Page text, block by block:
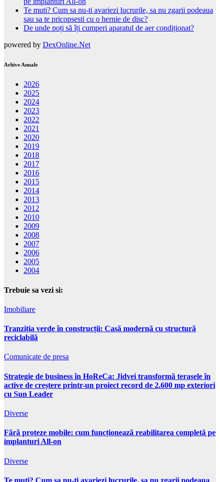
Te muti? Cum sa nu-ti avariezi lucrurile, sa nu zgarii podeaua
sau sa te pricopsesti cu o hernie de disc?
De unde poți să îți cumperi aparatul de aer condiționat?
powered by DexOnline.Net
Arhive Anuale
2026
2025
2024
2023
2022
2021
2020
2019
2018
2017
2016
2015
2014
2013
2012
2010
2009
2008
2007
2006
2005
2004
Trebuie sa vezi si:
Imobiliare
Tranziția verde în construcții: Casă modernă cu structură
reciclabilă
Comunicate de presa
Strategie de business în HoReCa: Jidvei transformă terasele în
active de creștere printr-un proiect record de 2.600 mp exteriori
cu Sun Leader
Diverse
Fără proteze mobile: cum funcționează reabilitarea completă pe
implanturi All-on
Diverse
Te muti? Cum sa nu-ti avariezi lucrurile, sa nu zgarii podeaua